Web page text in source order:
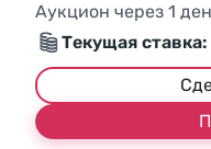
Аукцион через 1
Текущая ставка: